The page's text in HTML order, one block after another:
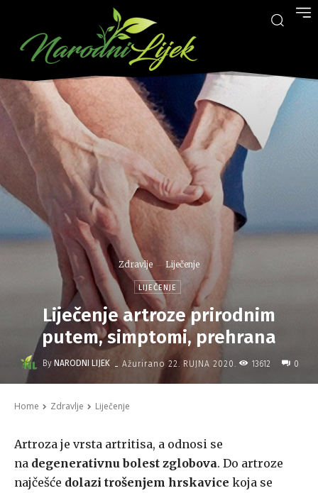
Zdravlje Liječenje
LIJEČENJE
Liječenje artroze prirodnim
putem, simptomi, prehrana
By NARODNI LIJEK - Ažurirano 22. RUJNA 2020. 13612 0
Home Zdravlje Liječenje
Artroza je vrsta artritisa, a odnosi se
na degenerativnu bolest zglobova. Do artroze
najčešće dolazi trošenjem hrskavice koja se